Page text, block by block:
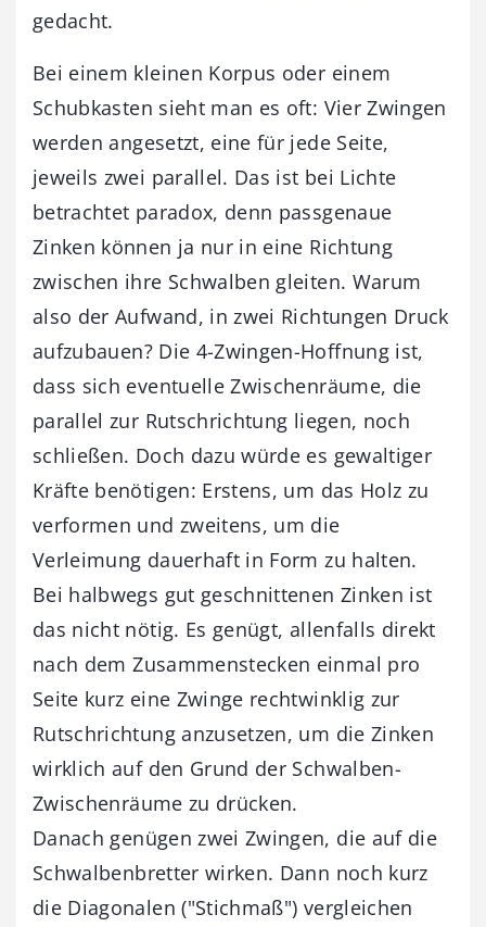
gedacht.
Bei einem kleinen Korpus oder einem
Schubkasten sieht man es oft: Vier Zwingen
werden angesetzt, eine für jede Seite,
jeweils zwei parallel. Das ist bei Lichte
betrachtet paradox, denn passgenaue
Zinken können ja nur in eine Richtung
zwischen ihre Schwalben gleiten. Warum
also der Aufwand, in zwei Richtungen Druck
aufzubauen? Die 4-Zwingen-Hoffnung ist,
dass sich eventuelle Zwischenräume, die
parallel zur Rutschrichtung liegen, noch
schließen. Doch dazu würde es gewaltiger
Kräfte benötigen: Erstens, um das Holz zu
verformen und zweitens, um die
Verleimung dauerhaft in Form zu halten.
Bei halbwegs gut geschnittenen Zinken ist
das nicht nötig. Es genügt, allenfalls direkt
nach dem Zusammenstecken einmal pro
Seite kurz eine Zwinge rechtwinklig zur
Rutsch­richtung anzusetzen, um die Zinken
wirklich auf den Grund der Schwalben-
Zwischenräume zu drücken.
Danach genügen zwei Zwingen, die auf die
Schwalbenbretter wirken. Dann noch kurz
die Diagonalen ("Stichmaß") vergleichen